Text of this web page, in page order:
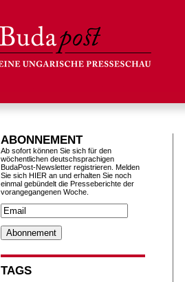
ABONNEMENT
Ab sofort können Sie sich für den
wöchentlichen deutschsprachigen
BudaPost-Newsletter registrieren. Melden
Sie sich HIER an und erhalten Sie noch
einmal gebündelt die Presseberichte der
vorangegangenen Woche.
TAGS